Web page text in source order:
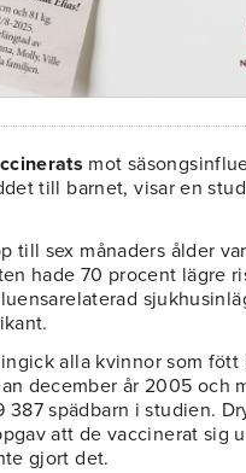
mot
till barnet, visar en
till sex månaders ålder
hade 70 procent lägre
alla kvinnor som
december år 2005 och
387 spädbarn i studien.
att de vaccinerat sig
gjort det.